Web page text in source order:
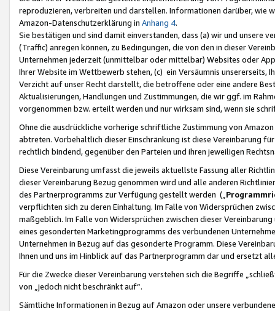
reproduzieren, verbreiten und darstellen. Informationen darüber, wie
Amazon-Datenschutzerklärung in Anhang 4.
Sie bestätigen und sind damit einverstanden, dass (a) wir und
(Traffic) anregen können, zu Bedingungen, die von den in dieser
Unternehmen jederzeit (unmittelbar oder mittelbar) Websites oder
Ihrer Website im Wettbewerb stehen, (c) ein Versäumnis unsererseits,
Verzicht auf unser Recht darstellt, die betroffene oder eine andere
Aktualisierungen, Handlungen und Zustimmungen, die wir ggf. im
vorgenommen bzw. erteilt werden und nur wirksam sind, wenn sie
Ohne die ausdrückliche vorherige schriftliche Zustimmung von
abtreten. Vorbehaltlich dieser Einschränkung ist diese Vereinbarung
rechtlich bindend, gegenüber den Parteien und ihren jeweiligen
Diese Vereinbarung umfasst die jeweils aktuellste Fassung aller
dieser Vereinbarung Bezug genommen wird und alle anderen
des Partnerprogramms zur Verfügung gestellt werden („
verpflichten sich zu deren Einhaltung. Im Falle von Widersprüchen
maßgeblich. Im Falle von Widersprüchen zwischen dieser
eines gesonderten Marketingprogramms des verbundenen
Unternehmen in Bezug auf das gesonderte Programm. Diese
Ihnen und uns im Hinblick auf das Partnerprogramm dar und ersetzt
Für die Zwecke dieser Vereinbarung verstehen sich die Begriffe
von „jedoch nicht beschränkt auf“.
Sämtliche Informationen in Bezug auf Amazon oder unsere